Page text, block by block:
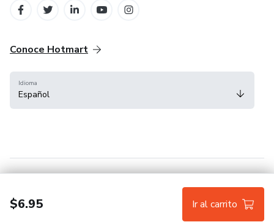
$6.95 Ir al carrito
Conoce Hotmart
Idioma
Español